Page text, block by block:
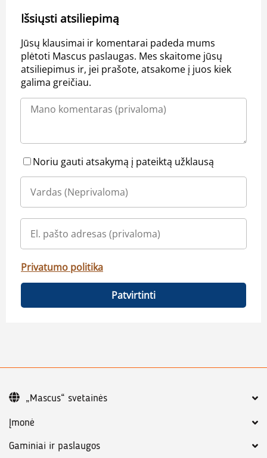
Išsiųsti atsiliepimą
Jūsų klausimai ir komentarai padeda mums
plėtoti Mascus paslaugas. Mes skaitome jūsų
atsiliepimus ir, jei prašote, atsakome į juos kiek
galima greičiau.
Noriu gauti atsakymą į pateiktą užklausą
Privatumo politika
Patvirtinti
Įmonė
Gaminiai ir paslaugos
„Mascus“ svetainės